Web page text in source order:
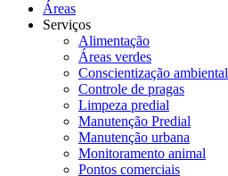
Áreas
Serviços
Alimentação
Áreas verdes
Conscientização ambiental
Controle de pragas
Limpeza predial
Manutenção Predial
Manutenção urbana
Monitoramento animal
Pontos comerciais